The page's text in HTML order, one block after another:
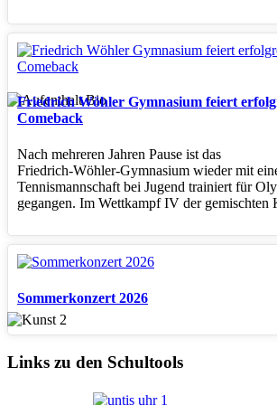
Friedrich Wöhler Gymnasium feiert
Comeback
Nach mehreren Jahren Pause ist das
Friedrich‑Wöhler‑Gymnasium wieder mit
Tennismannschaft bei Jugend trainiert für
gegangen. Im Wettkampf IV der gemischten
Sommerkonzert 2026
Links zu den Schultools